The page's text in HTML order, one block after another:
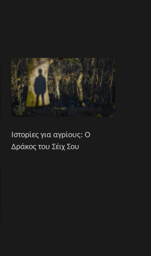
Ιστορίες για αγρίους: Ο
Δράκος του Σέιχ Σου